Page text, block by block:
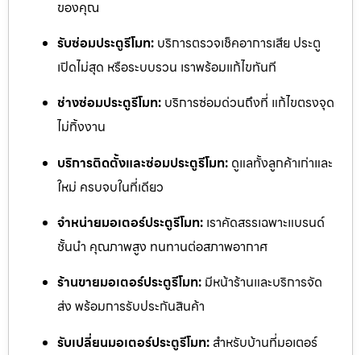
ของคุณ
รับซ่อมประตูรีโมท: บริการตรวจเช็คอาการเสีย ประตู
เปิดไม่สุด หรือระบบรวน เราพร้อมแก้ไขทันที
ช่างซ่อมประตูรีโมท: บริการซ่อมด่วนถึงที่ แก้ไขตรงจุด
ไม่ทิ้งงาน
บริการติดตั้งและซ่อมประตูรีโมท: ดูแลทั้งลูกค้าเก่าและ
ใหม่ ครบจบในที่เดียว
จำหน่ายมอเตอร์ประตูรีโมท: เราคัดสรรเฉพาะแบรนด์
ชั้นนำ คุณภาพสูง ทนทานต่อสภาพอากาศ
ร้านขายมอเตอร์ประตูรีโมท: มีหน้าร้านและบริการจัด
ส่ง พร้อมการรับประกันสินค้า
รับเปลี่ยนมอเตอร์ประตูรีโมท: สำหรับบ้านที่มอเตอร์